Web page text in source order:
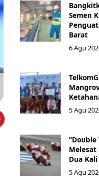
Semen
Barat
6 Agu
5 Agu
Melesat
Dua
5 Agu